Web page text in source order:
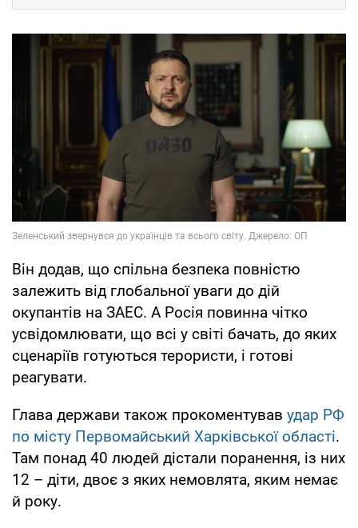
Він додав, що спільна безпека повністю
залежить від глобальної уваги до дій
окупантів на ЗАЕС. А Росія повинна чітко
усвідомлювати, що всі у світі бачать, до яких
сценаріїв готуються терористи, і готові
реагувати.
Глава держави також прокоментував удар РФ
по місту Первомайський Харківської області.
Там понад 40 людей дістали поранення, із них
12 – діти, двоє з яких немовлята, яким немає
й року.